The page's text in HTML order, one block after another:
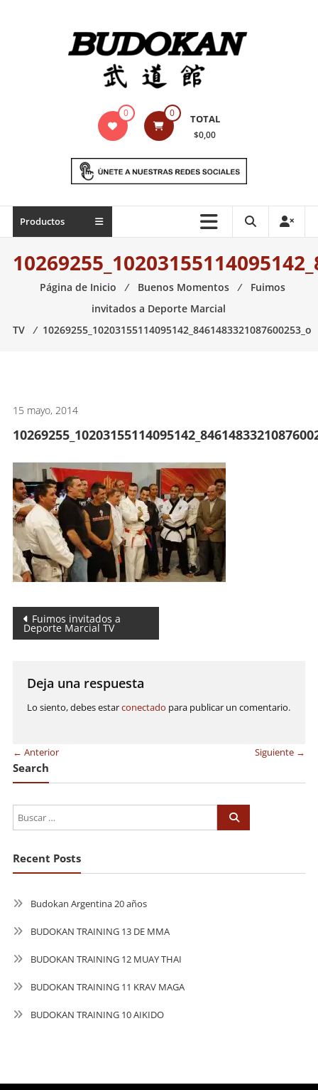
Indumentaria
marciales
Todo
necesario
para
artes
0 0 TOTAL
$0,00
Productos
Página de Inicio ⁄ Buenos Momentos ⁄
Fuimos
invitados a Deporte Marcial
TV
⁄ 10269255_10203155114095142_8461483321087600253_o
15 mayo, 2014
Navegación
de
entradas
Fuimos invitados a
Deporte Marcial TV
Deja una respuesta
Lo siento, debes estarconectado para publicar un comentario.
← Anterior Siguiente →
Search
Recent Posts
Budokan Argentina 20 años
BUDOKAN TRAINING 13 DE MMA
BUDOKAN TRAINING 12 MUAY THAI
BUDOKAN TRAINING 11 KRAV MAGA
BUDOKAN TRAINING 10 AIKIDO